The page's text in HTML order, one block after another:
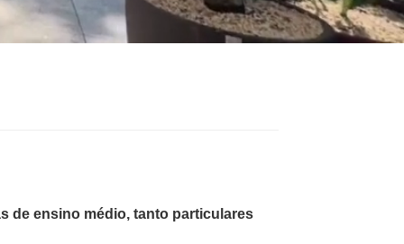
de ensino médio, tanto particulares